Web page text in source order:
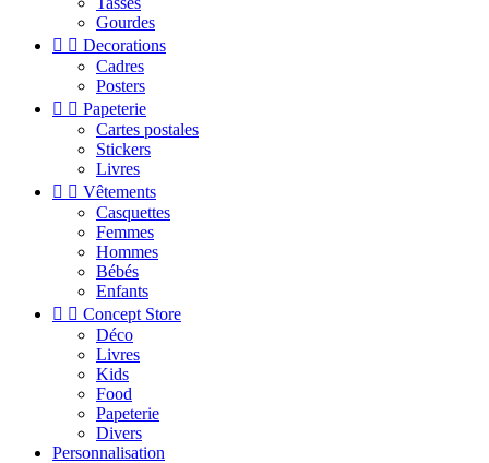
Gourdes
  Decorations
Cadres
Posters
  Papeterie
Cartes postales
Stickers
Livres
  Vêtements
Casquettes
Femmes
Hommes
Bébés
Enfants
  Concept Store
Déco
Livres
Kids
Food
Papeterie
Divers
Personnalisation